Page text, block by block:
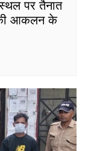
पर तैनात
आकलन के